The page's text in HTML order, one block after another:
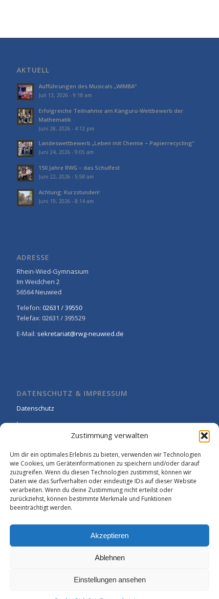
Zustimmung verwalten
Um dir ein optimales Erlebnis zu bieten, verwenden wir Technologien
wie Cookies, um Geräteinformationen zu speichern und/oder darauf
zuzugreifen. Wenn du diesen Technologien zustimmst, können wir
Daten wie das Surfverhalten oder eindeutige IDs auf dieser Website
verarbeiten. Wenn du deine Zustimmung nicht erteilst oder
zurückziehst, können bestimmte Merkmale und Funktionen
beeinträchtigt werden.
Akzeptieren
Ablehnen
Einstellungen ansehen
AKTUELL
Aufführungen des Musicals „WIMBA“
Juli 13, 2026 - 9:18 am
Erfolgreiche Teilnahme am Känguru-Wettbewerb der
Mathematik
Juni 28, 2026 - 4:12 pm
Landeswettbewerb „Leben mit Chemie – Papierrecycling“
Juni 24, 2026 - 9:05 am
150 Jahre RWG – das Schulfest
Juni 22, 2026 - 5:58 am
Achtung: Kurzstunden!
Juni 19, 2026 - 8:14 am
ADRESSE
Rhein-Wied-Gymnasium
Im Weidchen 2
56564 Neuwied
Telefon: 02631 / 39550
Telefax: 02631 / 395529
E-Mail: sekretariat@rwg-neuwied.de
DATENSCHUTZ & IMPRESSUM
Datenschutz
Impressum
Cookie-Richtlinie (EU)